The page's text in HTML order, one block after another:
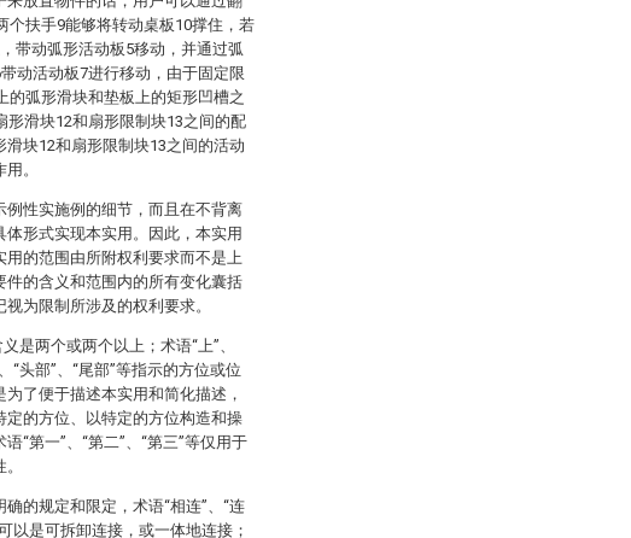
个扶手9能够将转动桌板10撑住，若
带动弧形活动板5移动，并通过弧
动活动板7进行移动，由于固定限
的弧形滑块和垫板上的矩形凹槽之
形滑块12和扇形限制块13之间的配
块12和扇形限制块13之间的活动
。
性实施例的细节，而且在不背离
形式实现本实用。因此，本实用
的范围由所附权利要求而不是上
的含义和范围内的所有变化囊括
为限制所涉及的权利要求。
是两个或两个以上；术语“上”、
“头部”、“尾部”等指示的方位或位
了便于描述本实用和简化描述，
的方位、以特定的方位构造和操
“第一”、“第二”、“第三”等仅用于
的规定和限定，术语“相连”、“连
以是可拆卸连接，或一体地连接；